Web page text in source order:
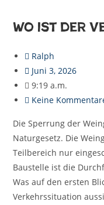
Wo ist der
Ralph
Juni 3, 2026
9:19 a.m.
Keine
Die Sperrung der
Naturgesetz. Die
Teilbereich nur
Baustelle ist die
Was auf den ersten
Verkehrssituation